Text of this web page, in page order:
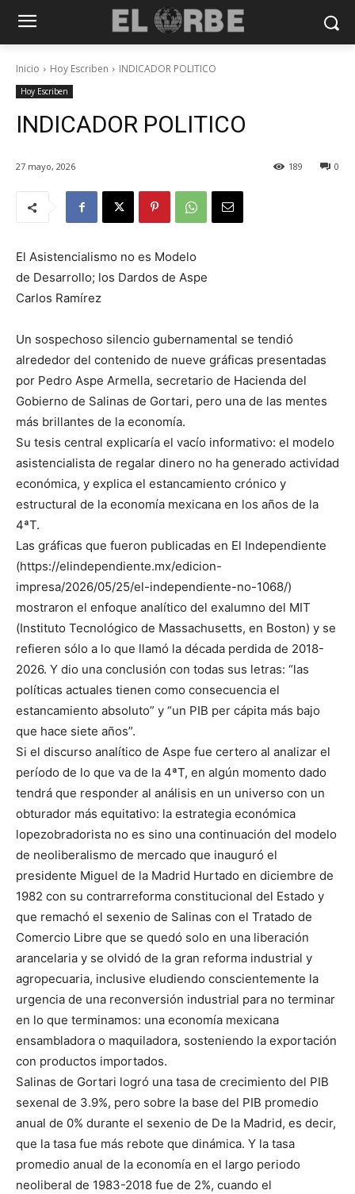
Inicio Hoy Escriben INDICADOR POLITICO
Hoy Escriben
INDICADOR POLITICO
27 mayo, 2026 0
189
El Asistencialismo no es Modelo
de Desarrollo; los Dardos de Aspe
Carlos Ramírez
Un sospechoso silencio gubernamental se tendió
alrededor del contenido de nueve gráficas presentadas
por Pedro Aspe Armella, secretario de Hacienda del
Gobierno de Salinas de Gortari, pero una de las mentes
más brillantes de la economía.
Su tesis central explicaría el vacío informativo: el modelo
asistencialista de regalar dinero no ha generado actividad
económica, y explica el estancamiento crónico y
estructural de la economía mexicana en los años de la
4ªT.
Las gráficas que fueron publicadas en El Independiente
(https://elindependiente.mx/edicion-
impresa/2026/05/25/el-independiente-no-1068/)
mostraron el enfoque analítico del exalumno del MIT
(Instituto Tecnológico de Massachusetts, en Boston) y se
refieren sólo a lo que llamó la década perdida de 2018-
2026. Y dio una conclusión con todas sus letras: “las
políticas actuales tienen como consecuencia el
estancamiento absoluto” y “un PIB per cápita más bajo
que hace siete años”.
Si el discurso analítico de Aspe fue certero al analizar el
período de lo que va de la 4ªT, en algún momento dado
tendrá que responder al análisis en un universo con un
obturador más equitativo: la estrategia económica
lopezobradorista no es sino una continuación del modelo
de neoliberalismo de mercado que inauguró el
presidente Miguel de la Madrid Hurtado en diciembre de
1982 con su contrarreforma constitucional del Estado y
que remachó el sexenio de Salinas con el Tratado de
Comercio Libre que se quedó solo en una liberación
arancelaria y se olvidó de la gran reforma industrial y
agropecuaria, inclusive eludiendo conscientemente la
urgencia de una reconversión industrial para no terminar
en lo que terminamos: una economía mexicana
ensambladora o maquiladora, sosteniendo la exportación
con productos importados.
Salinas de Gortari logró una tasa de crecimiento del PIB
sexenal de 3.9%, pero sobre la base del PIB promedio
anual de 0% durante el sexenio de De la Madrid, es decir,
que la tasa fue más rebote que dinámica. Y la tasa
promedio anual de la economía en el largo periodo
neoliberal de 1983-2018 fue de 2%, cuando el